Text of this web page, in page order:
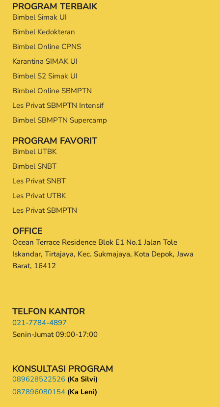
PROGRAM TERBAIK
Bimbel Simak UI
Bimbel Kedokteran
Bimbel Online CPNS
Karantina SIMAK UI
Bimbel S2 Simak UI
Bimbel Online SBMPTN
Les Privat SBMPTN Intensif
Bimbel SBMPTN Supercamp
PROGRAM FAVORIT
Bimbel UTBK
Bimbel SNBT
Les Privat SNBT
Les Privat UTBK
Les Privat SBMPTN
OFFICE
Ocean Terrace Residence Blok E1 No.1 Jalan Tole
Iskandar, Tirtajaya, Kec. Sukmajaya, Kota Depok, Jawa
Barat, 16412
TELFON KANTOR
021-7784-4897
Senin-Jumat 09:00-17:00
KONSULTASI PROGRAM
089628522526 (Ka Silvi)
087896080154 (Ka Leni)